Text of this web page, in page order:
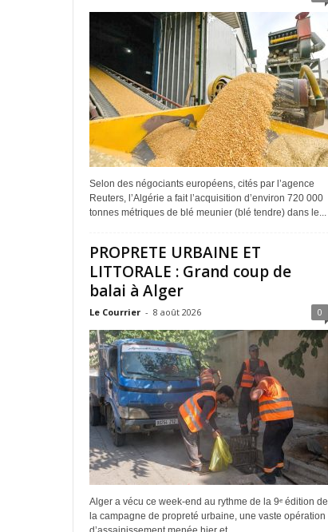
Selon des négociants européens, cités par l’agence
Reuters, l’Algérie a fait l’acquisition d’environ 720 000
tonnes métriques de blé meunier (blé tendre) dans le...
PROPRETE URBAINE ET
LITTORALE : Grand coup de
balai à Alger
Le Courrier - 8 août 2026 0
Alger a vécu ce week-end au rythme de la 9ᵉ édition de
la campagne de propreté urbaine, une vaste opération